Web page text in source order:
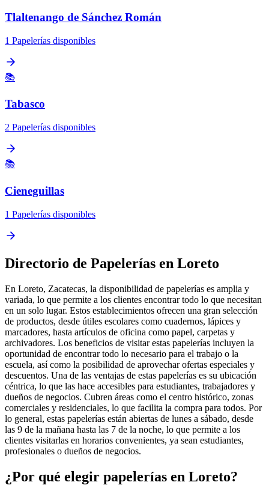
Tlaltenango de Sánchez Román
1 Papelerías disponibles
📚
Tabasco
2 Papelerías disponibles
📚
Cieneguillas
1 Papelerías disponibles
Directorio de Papelerías en Loreto
En Loreto, Zacatecas, la disponibilidad de papelerías es amplia y
variada, lo que permite a los clientes encontrar todo lo que necesitan
en un solo lugar. Estos establecimientos ofrecen una gran selección
de productos, desde útiles escolares como cuadernos, lápices y
marcadores, hasta artículos de oficina como papel, carpetas y
archivadores. Los beneficios de visitar estas papelerías incluyen la
oportunidad de encontrar todo lo necesario para el trabajo o la
escuela, así como la posibilidad de aprovechar ofertas especiales y
descuentos. Una de las ventajas de estas papelerías es su ubicación
céntrica, lo que las hace accesibles para estudiantes, trabajadores y
dueños de negocios. Cubren áreas como el centro histórico, zonas
comerciales y residenciales, lo que facilita la compra para todos. Por
lo general, estas papelerías están abiertas de lunes a sábado, desde
las 9 de la mañana hasta las 7 de la noche, lo que permite a los
clientes visitarlas en horarios convenientes, ya sean estudiantes,
profesionales o dueños de negocios.
¿Por qué elegir papelerías en Loreto?